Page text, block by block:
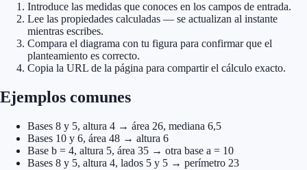
Introduce las medidas que conoces en los campos de entrada.
Lee las propiedades calculadas — se actualizan al instante
mientras escribes.
Compara el diagrama con tu figura para confirmar que el
planteamiento es correcto.
Copia la URL de la página para compartir el cálculo exacto.
Ejemplos comunes
Bases 8 y 5, altura 4 → área 26, mediana 6,5
Bases 10 y 6, área 48 → altura 6
Base b = 4, altura 5, área 35 → otra base a = 10
Bases 8 y 5, altura 4, lados 5 y 5 → perímetro 23